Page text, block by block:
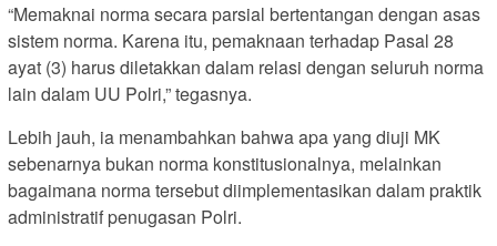
“Memaknai norma secara parsial bertentangan dengan asas
sistem norma. Karena itu, pemaknaan terhadap Pasal 28
ayat (3) harus diletakkan dalam relasi dengan seluruh norma
lain dalam UU Polri,” tegasnya.
Lebih jauh, ia menambahkan bahwa apa yang diuji MK
sebenarnya bukan norma konstitusionalnya, melainkan
bagaimana norma tersebut diimplementasikan dalam praktik
administratif penugasan Polri.